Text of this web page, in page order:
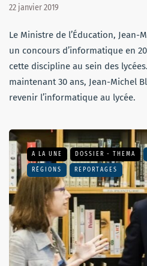
22 janvier 2019
Le Ministre de l’Éducation,
un concours d’informatique en
cette discipline au sein des
maintenant 30 ans, Jean-Michel
revenir l’informatique au lycée.
A LA UNE DOSSIER - THEMA
RÉGIONS REPORTAGES